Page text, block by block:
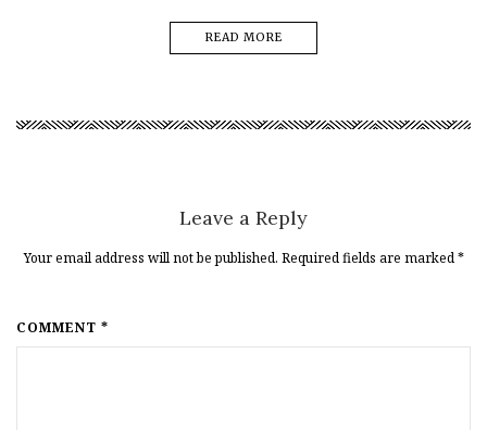
READ MORE
Leave a Reply
Your email address will not be published. Required fields are marked*
COMMENT *